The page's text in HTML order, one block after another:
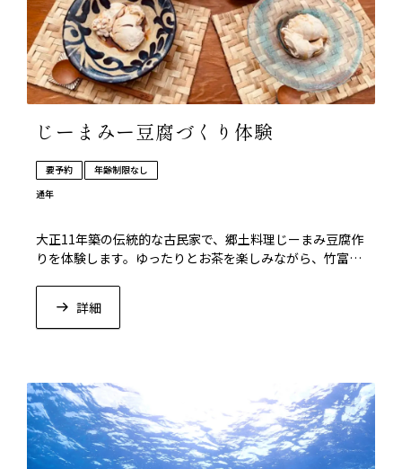
じーまみー豆腐づくり体験
要予約
年齢制限なし
通年
大正11年築の伝統的な古民家で、郷土料理じーまみ豆腐作
りを体験します。ゆったりとお茶を楽しみながら、竹富島
詳細